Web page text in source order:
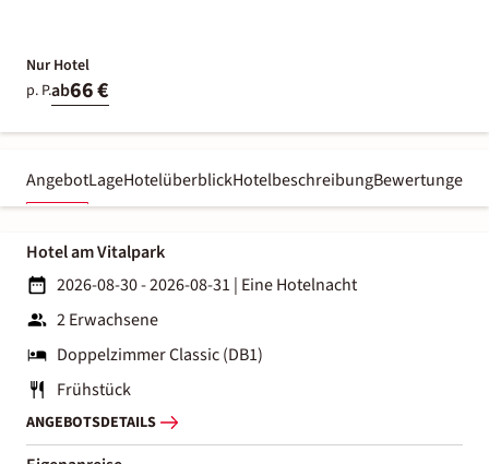
Nur Hotel
p. P.ab66 €
AngebotLageHotelüberblickHotelbeschreibungBewertungen
Hotel am Vitalpark
2026-08-30 - 2026-08-31 | Eine Hotelnacht
2 Erwachsene
Doppelzimmer Classic (DB1)
Frühstück
ANGEBOTSDETAILS